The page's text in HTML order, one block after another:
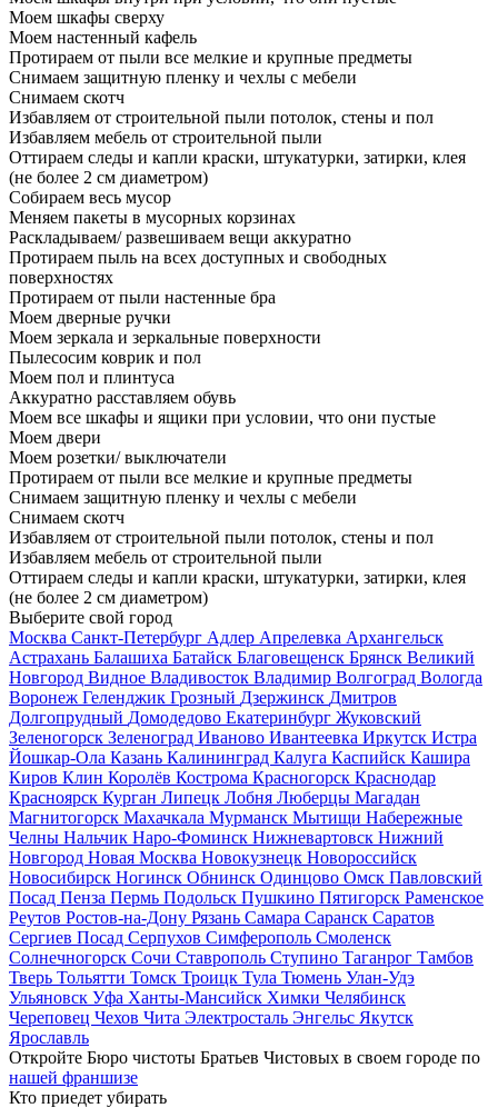
Моем шкафы сверху
Моем настенный кафель
Протираем от пыли все мелкие и крупные предметы
Снимаем защитную пленку и чехлы с мебели
Снимаем скотч
Избавляем от строительной пыли потолок, стены и пол
Избавляем мебель от строительной пыли
Оттираем следы и капли краски, штукатурки, затирки, клея
(не более 2 см диаметром)
Собираем весь мусор
Меняем пакеты в мусорных корзинах
Раскладываем/ развешиваем вещи аккуратно
Протираем пыль на всех доступных и свободных
поверхностях
Протираем от пыли настенные бра
Моем дверные ручки
Моем зеркала и зеркальные поверхности
Пылесосим коврик и пол
Моем пол и плинтуса
Аккуратно расставляем обувь
Моем все шкафы и ящики при условии, что они пустые
Моем двери
Моем розетки/ выключатели
Протираем от пыли все мелкие и крупные предметы
Снимаем защитную пленку и чехлы с мебели
Снимаем скотч
Избавляем от строительной пыли потолок, стены и пол
Избавляем мебель от строительной пыли
Оттираем следы и капли краски, штукатурки, затирки, клея
(не более 2 см диаметром)
Выберите свой город
Москва Санкт-Петербург Адлер Апрелевка Архангельск
Астрахань Балашиха Батайск Благовещенск Брянск Великий
Новгород Видное Владивосток Владимир Волгоград Вологда
Воронеж Геленджик Грозный Дзержинск Дмитров
Долгопрудный Домодедово Екатеринбург Жуковский
Зеленогорск Зеленоград Иваново Ивантеевка Иркутск Истра
Йошкар-Ола Казань Калининград Калуга Каспийск Кашира
Киров Клин Королёв Кострома Красногорск Краснодар
Красноярск Курган Липецк Лобня Люберцы Магадан
Магнитогорск Махачкала Мурманск Мытищи Набережные
Челны Нальчик Наро-Фоминск Нижневартовск Нижний
Новгород Новая Москва Новокузнецк Новороссийск
Новосибирск Ногинск Обнинск Одинцово Омск Павловский
Посад Пенза Пермь Подольск Пушкино Пятигорск Раменское
Реутов Ростов-на-Дону Рязань Самара Саранск Саратов
Сергиев Посад Серпухов Симферополь Смоленск
Солнечногорск Сочи Ставрополь Ступино Таганрог Тамбов
Тверь Тольятти Томск Троицк Тула Тюмень Улан-Удэ
Ульяновск Уфа Ханты-Мансийск Химки Челябинск
Череповец Чехов Чита Электросталь Энгельс Якутск
Ярославль
Откройте Бюро чистоты Братьев Чистовых в своем городе по
нашей франшизе
Кто приедет убирать